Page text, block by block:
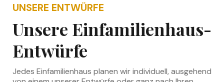
UNSERE ENTWÜRFE
Unsere Einfamilienhaus-
Entwürfe
Jedes Einfamilienhaus planen wir individuell, ausgehend